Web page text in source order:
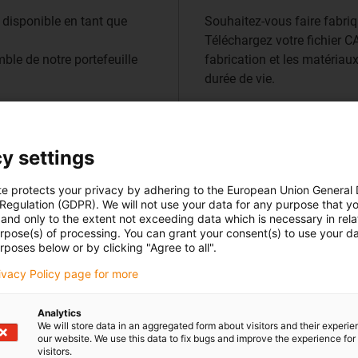
en tant que
de notre portefeuille
Souhaitez-vous faire
Téléchargez votre fichier
fabrication et les
durée de vie.
au
notre
polymères
settings
protects your privacy by adhering to the European Union General
(GDPR). We will not use your data for any purpose that
only to the extent not exceeding data which is necessary in
of processing. You can grant your consent(s) to use your
below or by clicking "Agree to all".
Policy page for more
Analytics
We will store data in an aggregated form about visitors and their
our website. We use this data to fix bugs and improve the experience for
visitors.